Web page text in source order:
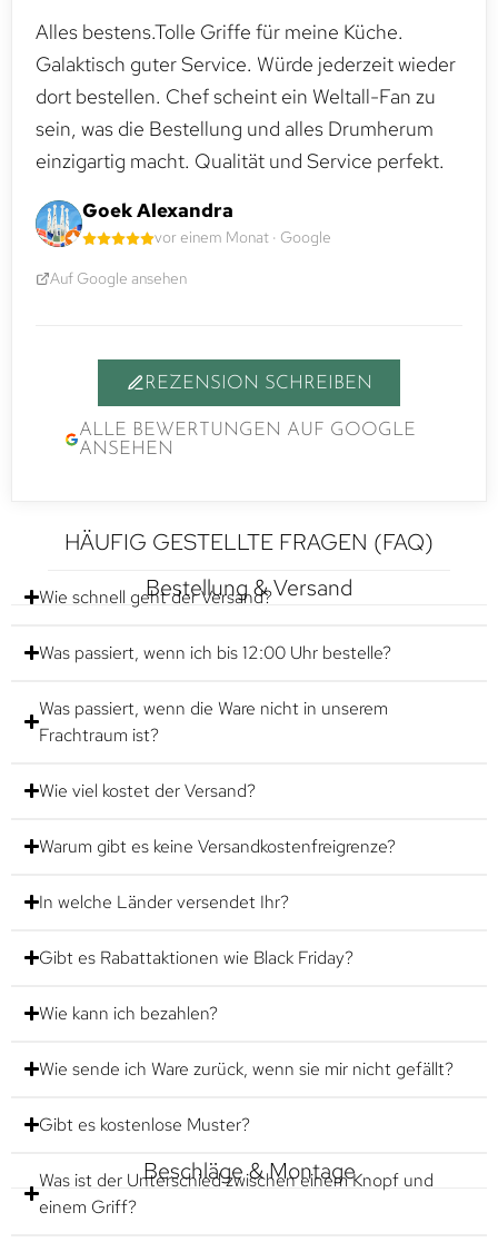
Alles bestens.Tolle Griffe für meine Küche.
Galaktisch guter Service. Würde jederzeit wieder
dort bestellen. Chef scheint ein Weltall-Fan zu
sein, was die Bestellung und alles Drumherum
einzigartig macht. Qualität und Service perfekt.
Goek Alexandra
vor einem Monat · Google
Auf Google ansehen
REZENSION SCHREIBEN
ALLE BEWERTUNGEN AUF GOOGLE
ANSEHEN
HÄUFIG GESTELLTE FRAGEN (FAQ)
Bestellung & Versand
Wie schnell geht der Versand?
Was passiert, wenn ich bis 12:00 Uhr bestelle?
Was passiert, wenn die Ware nicht in unserem
Frachtraum ist?
Wie viel kostet der Versand?
Warum gibt es keine Versandkostenfreigrenze?
In welche Länder versendet Ihr?
Gibt es Rabattaktionen wie Black Friday?
Wie kann ich bezahlen?
Wie sende ich Ware zurück, wenn sie mir nicht gefällt?
Gibt es kostenlose Muster?
Beschläge & Montage
Was ist der Unterschied zwischen einem Knopf und
einem Griff?